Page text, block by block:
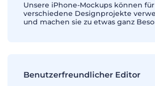
Unsere iPhone-Mockups können für
verschiedene Designprojekte
und machen sie zu etwas ganz
Benutzerfreundlicher Editor